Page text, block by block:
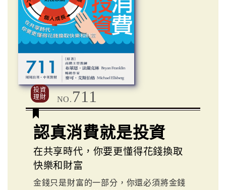
投資
理財
NO. 711
認真消費就是投資
在共享時代，你要更懂得花錢換取
快樂和財富
金錢只是財富的一部分，你還必須將金錢